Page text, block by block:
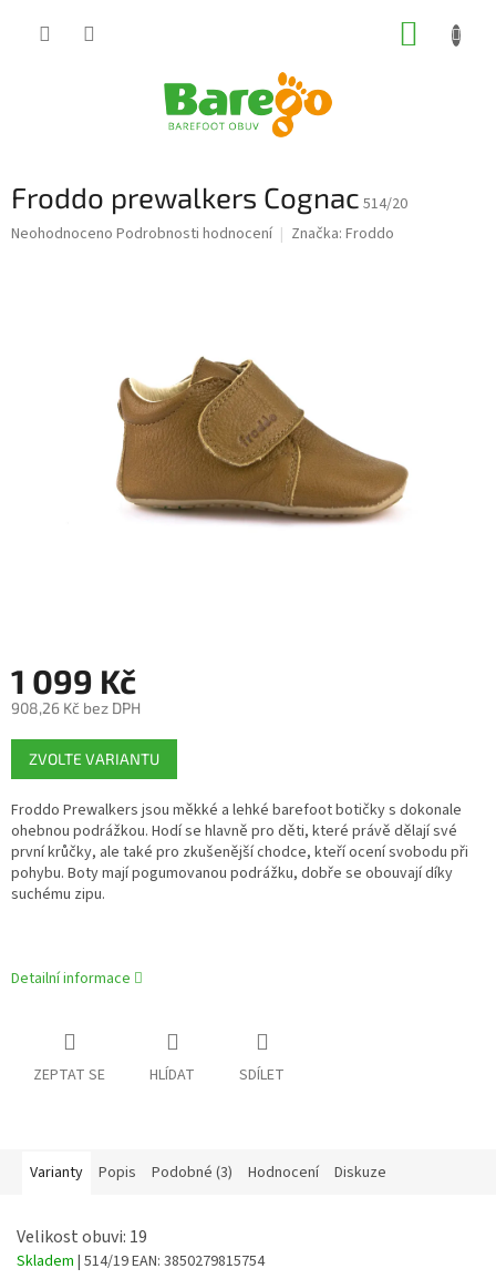
Froddo prewalkers Cognac 514/20
Průměrné
Neohodnoceno Podrobnosti hodnocení Značka: Froddo
1 099 Kč
908,26 Kč bez DPH
Měrná
cena:
ZVOLTE VARIANTU
Froddo Prewalkers jsou měkké a lehké barefoot botičky s dokonale
ohebnou podrážkou. Hodí se hlavně pro děti, které právě dělají své
první krůčky, ale také pro zkušenější chodce, kteří ocení svobodu při
pohybu. Boty mají pogumovanou podrážku, dobře se obouvají díky
suchému zipu.
Detailní informace
ZEPTAT SE HLÍDAT SDÍLET
Varianty Popis Podobné (3) Hodnocení Diskuze
Velikost obuvi: 19
Skladem | 514/19EAN: 3850279815754